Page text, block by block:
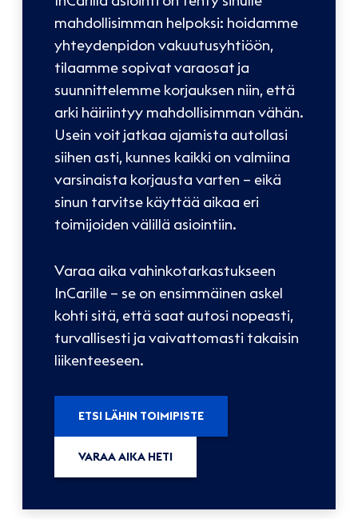
mahdollisimman helpoksi: hoidamme
yhteydenpidon vakuutusyhtiöön,
tilaamme sopivat varaosat ja
suunnittelemme korjauksen niin, että
arki häiriintyy mahdollisimman vähän.
Usein voit jatkaa ajamista autollasi
siihen asti, kunnes kaikki on valmiina
varsinaista korjausta varten – eikä
sinun tarvitse käyttää aikaa eri
toimijoiden välillä asiointiin.
Varaa aika vahinkotarkastukseen
InCarille – se on ensimmäinen askel
kohti sitä, että saat autosi nopeasti,
turvallisesti ja vaivattomasti takaisin
liikenteeseen.
ETSI LÄHIN TOIMIPISTE
VARAA AIKA HETI